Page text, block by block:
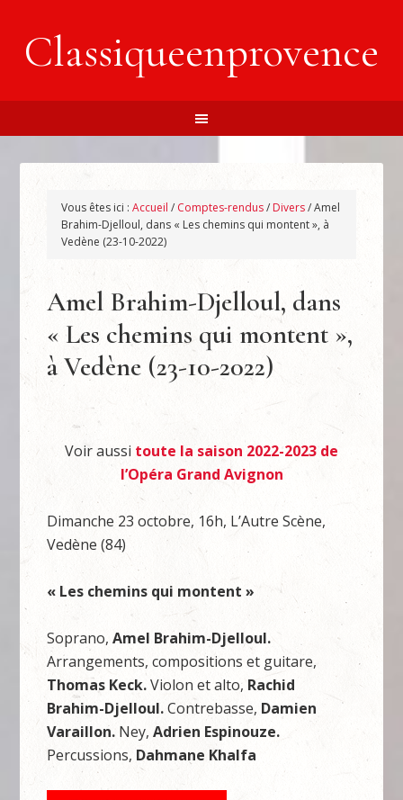
Classiqueenprovence
Vous êtes ici :Accueil / Comptes-rendus/ Divers/Amel
Brahim-Djelloul, dans « Les chemins qui montent », à
Vedène (23-10-2022)
Amel Brahim-Djelloul, dans
« Les chemins qui montent »,
à Vedène (23-10-2022)
Voir aussi toute la saison 2022-2023 de
l’Opéra Grand Avignon
Dimanche 23 octobre, 16h, L’Autre Scène,
Vedène (84)
« Les chemins qui montent »
Soprano,Amel Brahim-Djelloul.
Arrangements, compositions et guitare,
Thomas Keck.Violon et alto, Rachid
Brahim-Djelloul.Contrebasse, Damien
Varaillon. Ney,Adrien Espinouze.
Percussions, Dahmane Khalfa